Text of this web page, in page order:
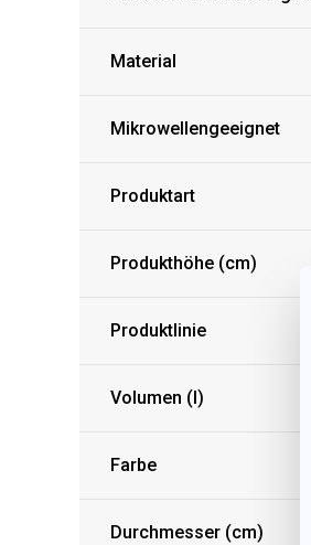
Material
Mikrowellengeeignet
Produktart
Produkthöhe (cm)
Produktlinie
Volumen (l)
Farbe
Durchmesser (cm)